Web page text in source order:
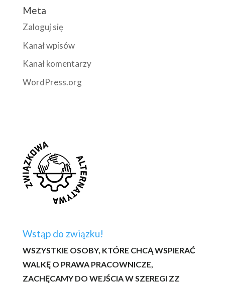
Meta
Zaloguj się
Kanał wpisów
Kanał komentarzy
WordPress.org
Wstąp do związku!
WSZYSTKIE OSOBY, KTÓRE CHCĄ WSPIERAĆ
WALKĘ O PRAWA PRACOWNICZE,
ZACHĘCAMY DO WEJŚCIA W SZEREGI ZZ